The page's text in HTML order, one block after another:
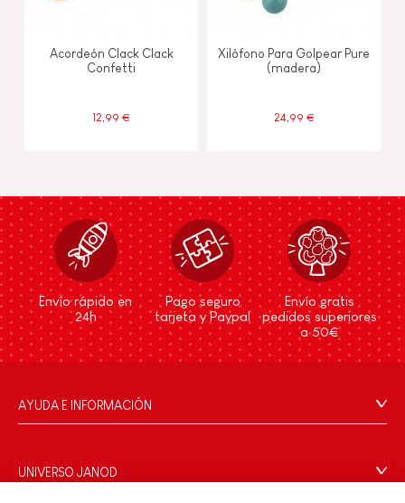
Acordeón Clack Clack
Confetti
12,99 €
Xilófono Para Golpear Pure
(madera)
24,99 €
Envío rápido en
24h
Pago seguro
tarjeta y Paypal
Envío gratis
pedidos superiores
a 50€
AYUDA E INFORMACIÓN
Preguntas más frecuentes
UNIVERSO JANOD